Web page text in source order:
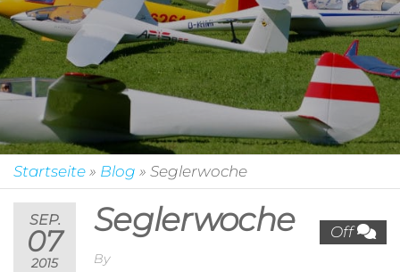
Startseite » Blog » Seglerwoche
SEP.
07
2015
Off
Seglerwoche
By